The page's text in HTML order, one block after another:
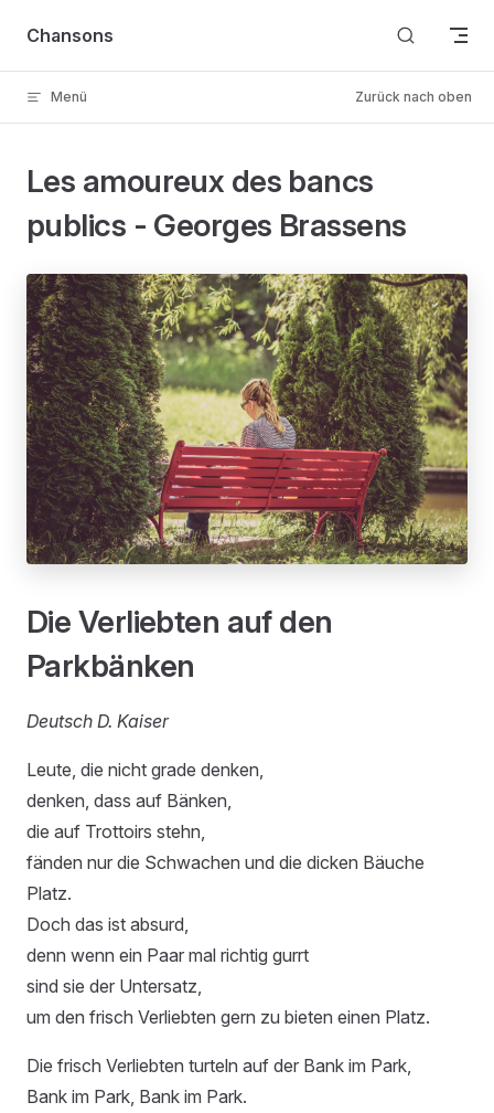
Skip to content
Chansons
Menü Zurück nach oben
Les amoureux des bancs
publics - Georges Brassens
Die Verliebten auf den
Parkbänken
Deutsch D. Kaiser
Leute, die nicht grade denken,
denken, dass auf Bänken,
die auf Trottoirs stehn,
fänden nur die Schwachen und die dicken Bäuche
Platz.
Doch das ist absurd,
denn wenn ein Paar mal richtig gurrt
sind sie der Untersatz,
um den frisch Verliebten gern zu bieten einen Platz.
Die frisch Verliebten turteln auf der Bank im Park,
Bank im Park, Bank im Park.